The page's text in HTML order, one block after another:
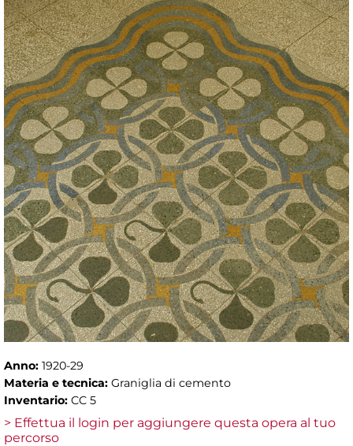
Anno: 1920-29
Materia e tecnica: Graniglia di cemento
Inventario: CC 5
> Effettua il login per aggiungere questa opera al tuo
percorso